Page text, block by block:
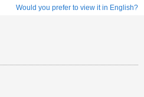
Would you prefer to view it in English?